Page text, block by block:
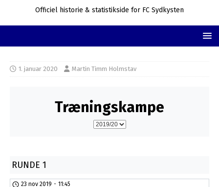
Officiel historie & statistikside for FC Sydkysten
1. januar 2020 Martin Timm Holmstav
Træningskampe
RUNDE 1
23 nov 2019 - 11:45